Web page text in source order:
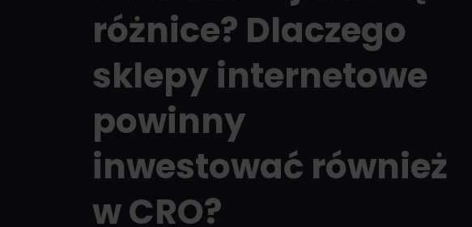
różnice? Dlaczego
sklepy internetowe
powinny
inwestować również
w CRO?